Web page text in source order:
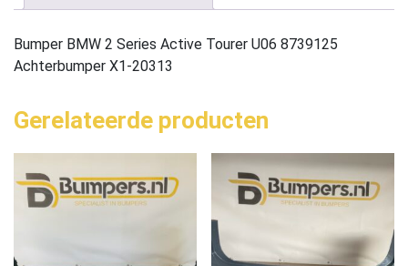
Bumper BMW 2 Series Active Tourer U06 8739125
Achterbumper X1-20313
Gerelateerde producten